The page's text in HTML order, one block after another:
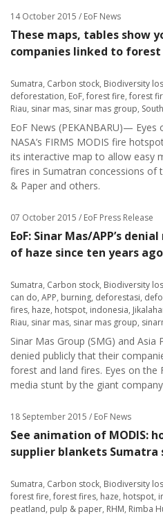
14 October 2015 / EoF News
These maps, tables show
companies linked to forest
Sumatra, Carbon stock, Biodiversity
deforestation, EoF, forest fire, forest
Riau, sinar mas, sinar mas group,
EoF News (PEKANBARU)— Eyes
NASA’s FIRMS MODIS fire
its interactive map to allow easy
fires in Sumatran concessions of
& Paper and others.
07 October 2015 / EoF Press Release
EoF: Sinar Mas/APP’s
of haze since ten years ago
Sumatra, Carbon stock, Biodiversity
can do, APP, burning, deforestasi,
fires, haze, hotspot, indonesia,
Riau, sinar mas, sinar mas group,
Sinar Mas Group (SMG) and Asia
denied publicly that their
forest and land fires. Eyes on
media stunt by the giant
18 September 2015 / EoF News
See animation of MODIS:
supplier blankets Sumatra
Sumatra, Carbon stock, Biodiversity
forest fire, forest fires, haze, hotspot,
peatland, pulp & paper, RHM, Rimba